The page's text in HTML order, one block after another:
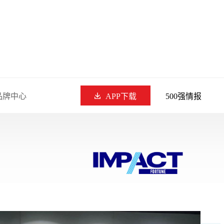
牌中心 APP下载 500强情报